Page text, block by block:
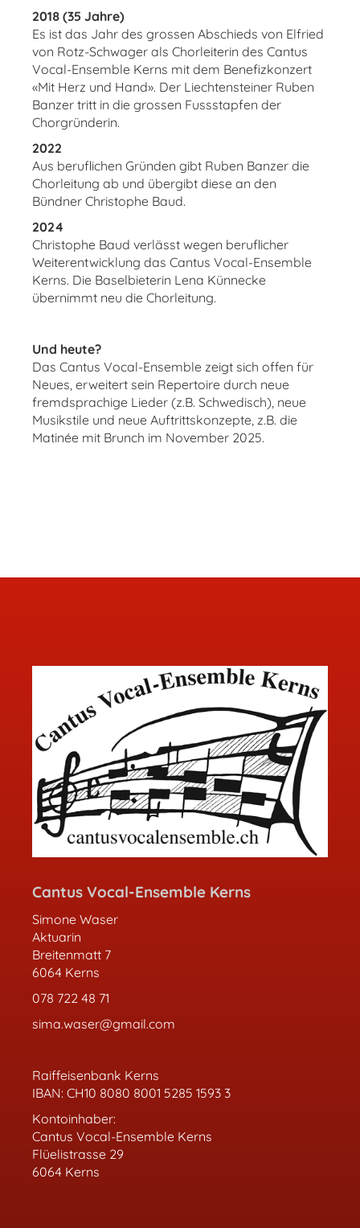
2018 (35 Jahre)
Es ist das Jahr des grossen Abschieds von Elfried
von Rotz-Schwager als Chorleiterin des Cantus
Vocal-Ensemble Kerns mit dem Benefizkonzert
«Mit Herz und Hand». Der Liechtensteiner Ruben
Banzer tritt in die grossen Fussstapfen der
Chorgründerin.
2022
Aus beruflichen Gründen gibt Ruben Banzer die
Chorleitung ab und übergibt diese an den
Bündner Christophe Baud.
2024
Christophe Baud verlässt wegen beruflicher
Weiterentwicklung das Cantus Vocal-Ensemble
Kerns. Die Baselbieterin Lena Künnecke
übernimmt neu die Chorleitung.
Und heute?
Das Cantus Vocal-Ensemble zeigt sich offen für
Neues, erweitert sein Repertoire durch neue
fremdsprachige Lieder (z.B. Schwedisch), neue
Musikstile und neue Auftrittskonzepte, z.B. die
Matinée mit Brunch im November 2025.
Cantus Vocal-Ensemble Kerns
Simone Waser
Aktuarin
Breitenmatt 7
6064 Kerns
078 722 48 71
sima.waser@gmail.com
Raiffeisenbank Kerns
IBAN: CH10 8080 8001 5285 1593 3
Kontoinhaber:
Cantus Vocal-Ensemble Kerns
Flüelistrasse 29
6064 Kerns